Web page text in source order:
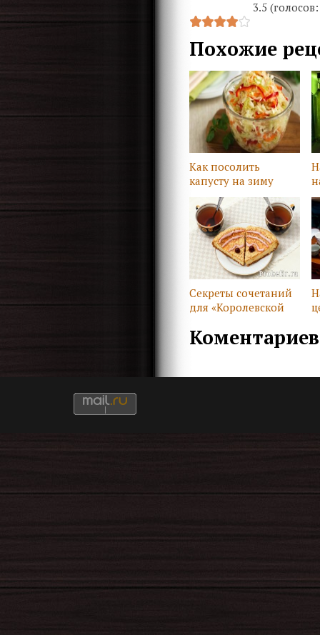
3.5
Похожие
Как посолить
капусту на зиму
Секреты сочетаний
для «Королевской